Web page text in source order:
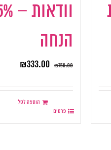
הנחה
₪750.00
₪333.00
הוספה לסל
פרטים